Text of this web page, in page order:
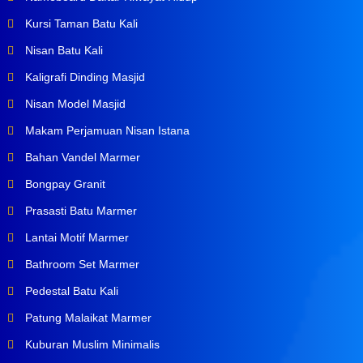
Kursi Taman Batu Kali
Nisan Batu Kali
Kaligrafi Dinding Masjid
Nisan Model Masjid
Makam Perjamuan Nisan Istana
Bahan Vandel Marmer
Bongpay Granit
Prasasti Batu Marmer
Lantai Motif Marmer
Bathroom Set Marmer
Pedestal Batu Kali
Patung Malaikat Marmer
Kuburan Muslim Minimalis